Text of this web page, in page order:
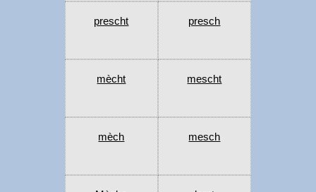
prescht presch
mècht mescht
mèch mesch